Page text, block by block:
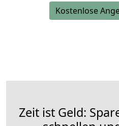
Kostenlose
Zeit ist Geld: